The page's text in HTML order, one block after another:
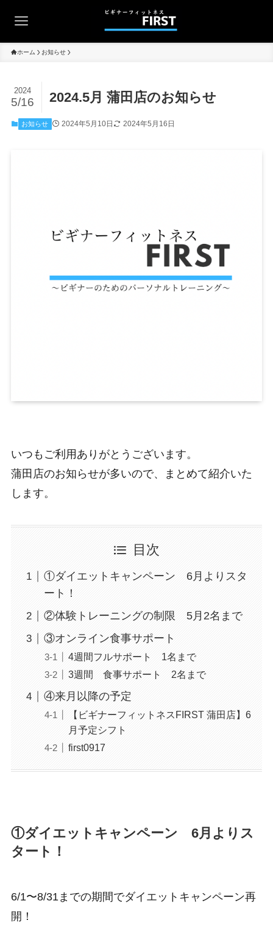
ホーム お知らせ
2024.5月 蒲田店のお知らせ
2024
5/16
お知らせ 2024年5月10日 2024年5月16日
いつもご利用ありがとうございます。
蒲田店のお知らせが多いので、まとめて紹介いた
します。
目次
①ダイエットキャンペーン 6月よりスタ
ート！
②体験トレーニングの制限 5月2名まで
③オンライン食事サポート
4週間フルサポート 1名まで
3週間 食事サポート 2名まで
④来月以降の予定
【ビギナーフィットネスFIRST 蒲田店】6
月予定シフト
first0917
①ダイエットキャンペーン 6月よりス
タート！
6/1〜8/31までの期間でダイエットキャンペーン再
開！